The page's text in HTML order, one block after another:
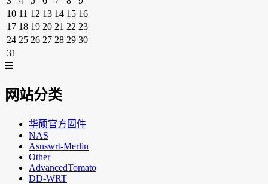
10 11 12 13 14 15 16
17 18 19 20 21 22 23
24 25 26 27 28 29 30
31
网站分类
华硕官方固件
NAS
Asuswrt-Merlin
Other
AdvancedTomato
DD-WRT